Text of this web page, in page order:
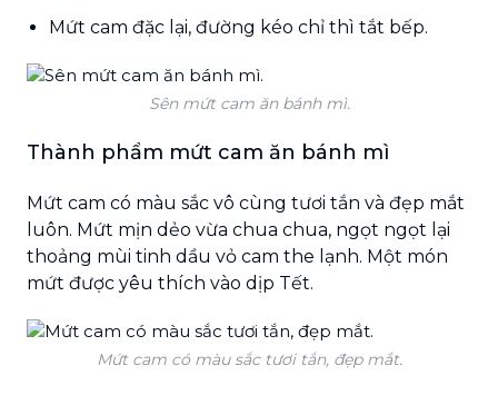
Mứt cam đặc lại, đường kéo chỉ thì tắt bếp.
Sên mứt cam ăn bánh mì.
Thành phẩm mứt cam ăn bánh mì
Mứt cam có màu sắc vô cùng tươi tắn và đẹp mắt
luôn. Mứt mịn dẻo vừa chua chua, ngọt ngọt lại
thoảng mùi tinh dầu vỏ cam the lạnh. Một món
mứt được yêu thích vào dịp Tết.
Mứt cam có màu sắc tươi tắn, đẹp mắt.